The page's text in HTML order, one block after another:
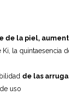
de la piel,
Ki, la quintaesencia
de las
uso